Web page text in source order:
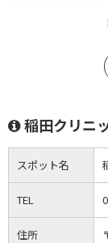
稲田クリニ
スポット名
TEL
住所